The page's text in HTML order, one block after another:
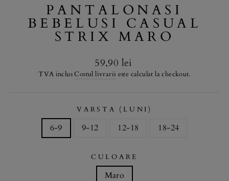
PANTALONASI
BEBELUSI CASUAL
STRIX MARO
Regular
price
59,90 lei
TVA inclusCostul livrarii este calculat la checkout.
VARSTA (LUNI)
6-9 9-12 12-18 18-24
CULOARE
Maro